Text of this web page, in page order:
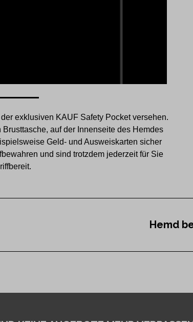
exklusiven KAUF Safety Pocket versehen.
Brusttasche, auf der Innenseite des Hemdes
Geld- und Ausweiskarten sicher
und sind trotzdem jederzeit für Sie
Hemd